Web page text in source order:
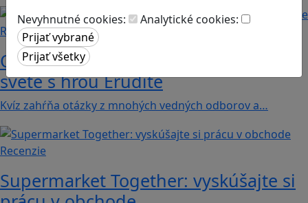
Nevyhnutné cookies:
Analytické cookies:
Recenzie
Otestujete a rozšírte svoje znalosti o
svete s hrou Erudite
Kvíz zahŕňa otázky z mnohých vedných odborov a…
Recenzie
Supermarket Together: vyskúšajte si